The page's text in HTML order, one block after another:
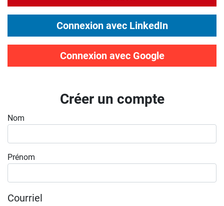
Ma boîte à outils
Conseils carrière
Métiers
Nos chroniques
Publiez une offre d'emploi
Connexion avec LinkedIn
Connexion avec Google
Créer un compte
Nom
Prénom
Courriel